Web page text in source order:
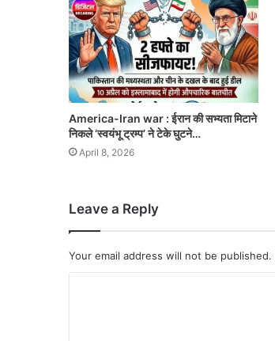
America-Iran war : ईरान की सभ्यता मिटाने
निकले ‘स्वयंभू ट्रम्प’ ने टेके घुटने…
April 8, 2026
Leave a Reply
Your email address will not be published.